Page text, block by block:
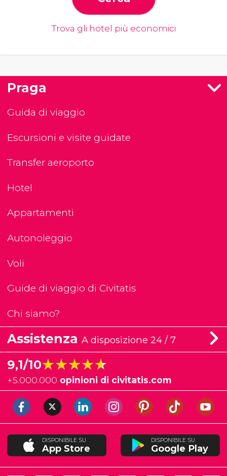
Trova gli hotel più economici
Praga
Guida di viaggio
Escursioni e visite guidate
Transfer aeroporto
Hotel
Appartamenti
Autonoleggio
Voli
Guide di viaggio di Civitatis
Chi siamo?
Assistenza A disposizione 24 / 7
9,1/10★★★★★
★★★★★
+5.000.000 opinioni di civitatis.com
DISPONIBILE SU
App Store
DISPONIBILE SU
Google Play